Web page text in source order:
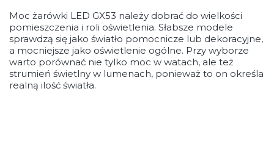
Moc żarówki LED GX53 należy dobrać do wielkości
pomieszczenia i roli oświetlenia. Słabsze modele
sprawdzą się jako światło pomocnicze lub dekoracyjne,
a mocniejsze jako oświetlenie ogólne. Przy wyborze
warto porównać nie tylko moc w watach, ale też
strumień świetlny w lumenach, ponieważ to on określa
realną ilość światła.